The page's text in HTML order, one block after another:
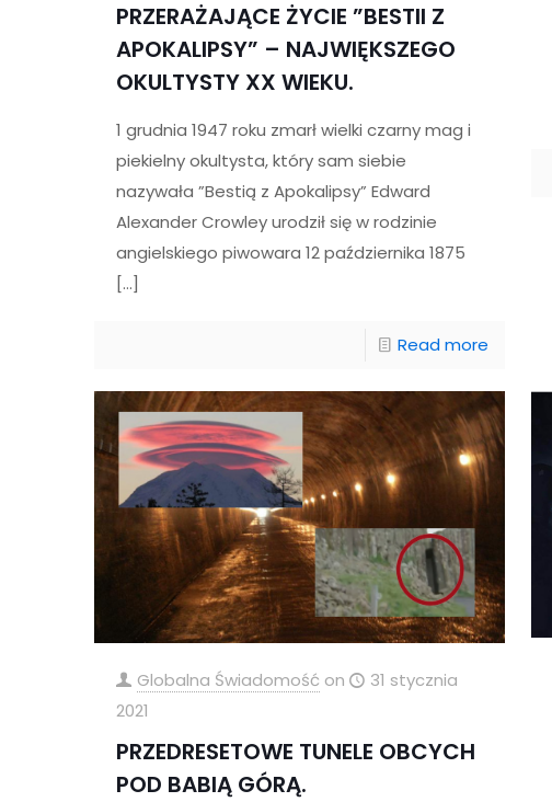
PRZERAŻAJĄCE ŻYCIE ”BESTII Z
APOKALIPSY” – NAJWIĘKSZEGO
OKULTYSTY XX WIEKU.
1 grudnia 1947 roku zmarł wielki czarny mag i
piekielny okultysta, który sam siebie
nazywała ”Bestią z Apokalipsy” Edward
Alexander Crowley urodził się w rodzinie
angielskiego piwowara 12 października 1875
[…]
Read more
Globalna Świadomość on
31 stycznia
2021
PRZEDRESETOWE TUNELE OBCYCH
POD BABIĄ GÓRĄ.